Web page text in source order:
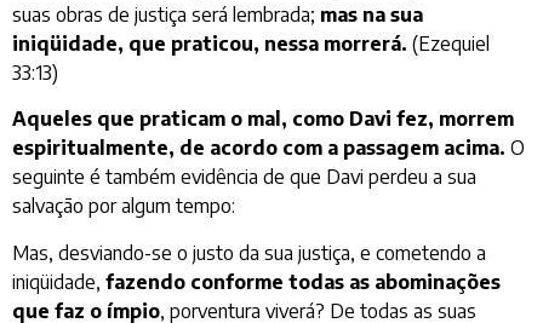
suas obras de justiça será lembrada; mas na sua
iniqüidade, que praticou, nessa morrerá. (Ezequiel
33:13)
Aqueles que praticam o mal, como Davi fez, morrem
espiritualmente, de acordo com a passagem acima. O
seguinte é também evidência de que Davi perdeu a sua
salvação por algum tempo:
Mas, desviando-se o justo da sua justiça, e cometendo a
iniqüidade, fazendo conforme todas as abominações
que faz o ímpio, porventura viverá? De todas as suas